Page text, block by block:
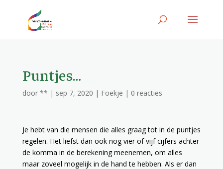
Puntjes…
door ** | sep 7, 2020 | Foekje | 0 reacties
Je hebt van die mensen die alles graag tot in de puntjes
regelen. Het liefst dan ook nog vier of vijf cijfers achter
de komma in de berekening meenemen, om alles
maar zoveel mogelijk in de hand te hebben. Als er dan